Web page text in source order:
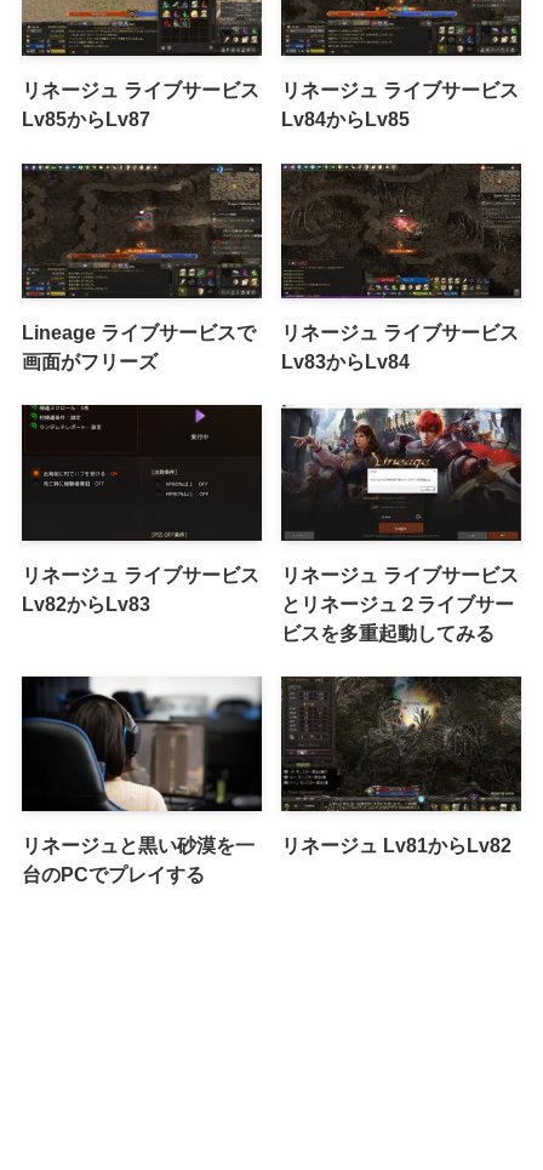
リネージュ ライブサービス
Lv85からLv87
リネージュ ライブサービス
Lv84からLv85
Lineage ライブサービスで
画面がフリーズ
リネージュ ライブサービス
Lv83からLv84
リネージュ ライブサービス
Lv82からLv83
リネージュ ライブサービス
とリネージュ２ライブサー
ビスを多重起動してみる
リネージュと黒い砂漠を一
台のPCでプレイする
リネージュ Lv81からLv82